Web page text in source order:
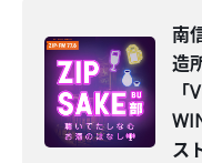
南
造
ス